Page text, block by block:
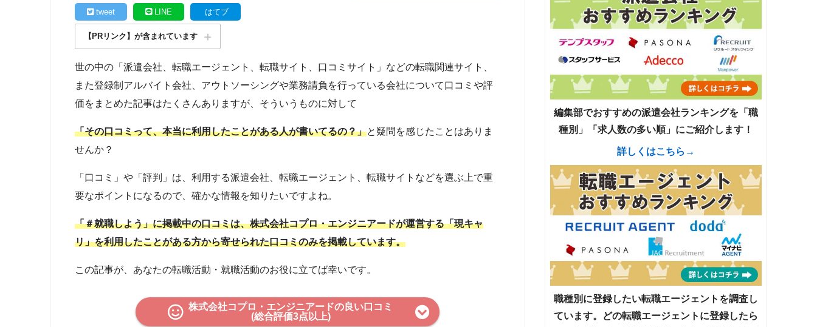
tweet LINE はてブ
【PRリンク】が含まれています
世の中の「派遣会社、転職エージェント、転職サイト、口コミサイト」などの転職関連サイト、
また登録制アルバイト会社、アウトソーシングや業務請負を行っている会社について口コミや評
価をまとめた記事はたくさんありますが、そういうものに対して
「その口コミって、本当に利用したことがある人が書いてるの？」と疑問を感じたことはありま
せんか？
「口コミ」や「評判」は、利用する派遣会社、転職エージェント、転職サイトなどを選ぶ上で重
要なポイントになるので、確かな情報を知りたいですよね。
「＃就職しよう」に掲載中の口コミは、株式会社コプロ・エンジニアードが運営する「現キャ
リ」を利用したことがある方から寄せられた口コミのみを掲載しています。
この記事が、あなたの転職活動・就職活動のお役に立てば幸いです。
株式会社コプロ・エンジニアードの良い口コミ
(総合評価3点以上)
編集部でおすすめの派遣会社ランキングを「職
種別」「求人数の多い順」にご紹介します！
詳しくはこちら→
職種別に登録したい転職エージェントを調査し
ています。どの転職エージェントに登録したら